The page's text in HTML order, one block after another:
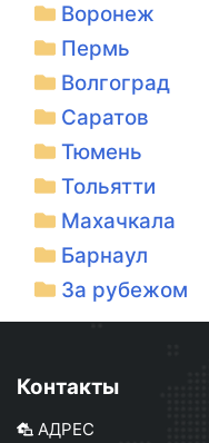
Воронеж
Пермь
Волгоград
Саратов
Тюмень
Тольятти
Махачкала
Барнаул
За рубежом
Контакты
АДРЕС